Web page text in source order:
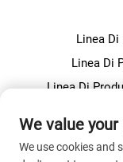
Linea Di
Linea Di
Linea Di
We value your
We use cookies and